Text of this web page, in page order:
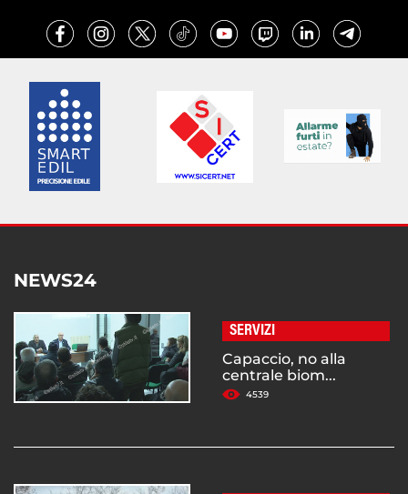
NEWS24
SERVIZI
Capaccio, no alla
centrale biom...
4539